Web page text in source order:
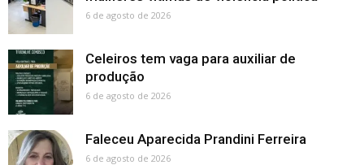
6 de agosto de 2026
Celeiros tem vaga para auxiliar de
produção
6 de agosto de 2026
Faleceu Aparecida Prandini Ferreira
6 de agosto de 2026